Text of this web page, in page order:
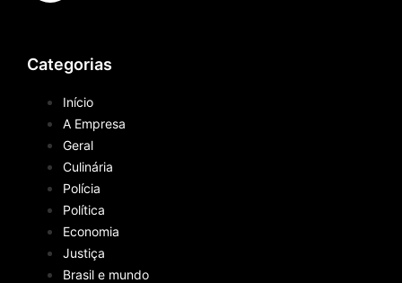
Categorias
Início
A Empresa
Geral
Culinária
Polícia
Política
Economia
Justiça
Brasil e mundo